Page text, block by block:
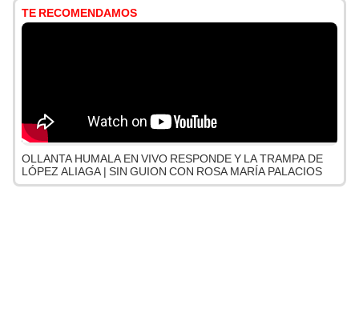
TE RECOMENDAMOS
OLLANTA HUMALA EN VIVO RESPONDE Y LA TRAMPA DE
LÓPEZ ALIAGA | SIN GUION CON ROSA MARÍA PALACIOS